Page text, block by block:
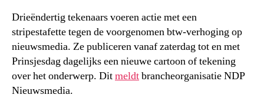
Drieëndertig tekenaars voeren actie met een
stripestafette tegen de voorgenomen btw-verhoging op
nieuwsmedia. Ze publiceren vanaf zaterdag tot en met
Prinsjesdag dagelijks een nieuwe cartoon of tekening
over het onderwerp. Ditmeldtbrancheorganisatie NDP
Nieuwsmedia.